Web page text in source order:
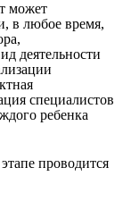
может
в любое время,
деятельности
специалистов
ребенка
проводится